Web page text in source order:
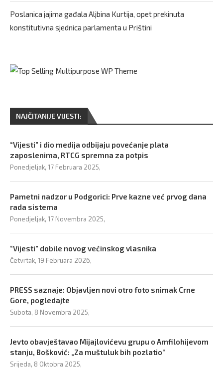
Poslanica jajima gađala Aljbina Kurtija, opet prekinuta
konstitutivna sjednica parlamenta u Prištini
NAJČITANIJE VIJESTI:
“Vijesti” i dio medija odbijaju povećanje plata
zaposlenima, RTCG spremna za potpis
Ponedjeljak, 17 Februara 2025,
Pametni nadzor u Podgorici: Prve kazne već prvog dana
rada sistema
Ponedjeljak, 17 Novembra 2025,
“Vijesti” dobile novog većinskog vlasnika
Četvrtak, 19 Februara 2026,
PRESS saznaje: Objavljen novi otro foto snimak Crne
Gore, pogledajte
Subota, 8 Novembra 2025,
Jevto obavještavao Mijajlovićevu grupu o Amfilohijevom
stanju, Bošković: „Za muštuluk bih pozlatio“
Srijeda, 8 Oktobra 2025,